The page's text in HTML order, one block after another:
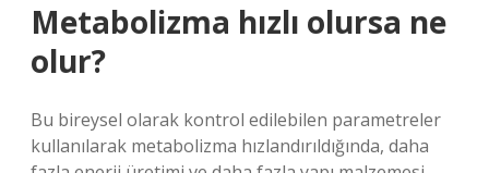
Metabolizma hızlı olursa ne
olur?
Bu bireysel olarak kontrol edilebilen parametreler
kullanılarak metabolizma hızlandırıldığında, daha